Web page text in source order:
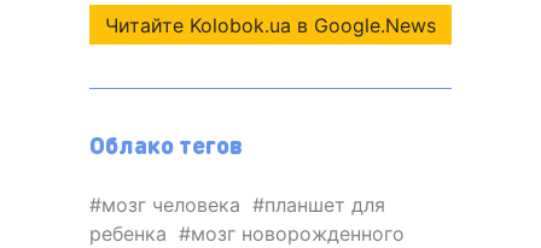
Читайте Kolobok.ua в Google.News
Облако тегов
мозг человека
планшет для
ребенка
мозг новорожденного